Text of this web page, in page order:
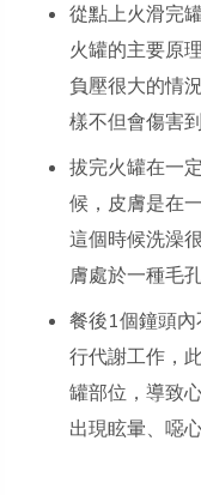
從點上火滑完
火罐的主要原
負壓很大的情
樣不但會傷害
拔完火罐在一
候，皮膚是在
這個時候洗澡
膚處於一種毛
餐後1個鐘頭
行代謝工作，
罐部位，導致
出現眩暈、噁